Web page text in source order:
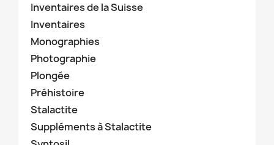
Inventaires de la Suisse
Inventaires
Monographies
Photographie
Plongée
Préhistoire
Stalactite
Suppléments à Stalactite